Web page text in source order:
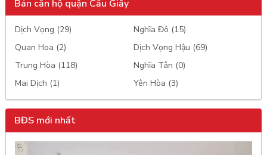
Bán căn hộ quận Cầu Giấy
Dịch Vọng (29)
Nghĩa Đô (15)
Quan Hoa (2)
Dịch Vọng Hậu (69)
Trung Hòa (118)
Nghĩa Tân (0)
Mai Dịch (1)
Yên Hòa (3)
BĐS mới nhất